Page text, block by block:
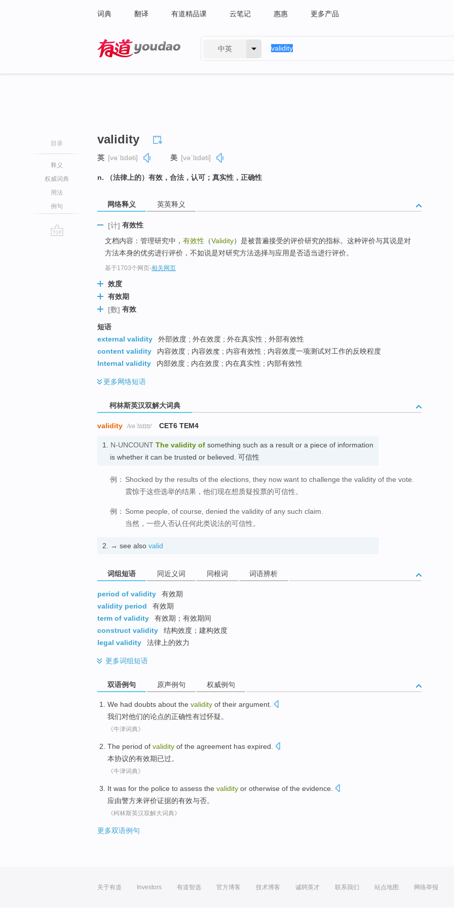
词典 翻译 有道精品课 云笔记 惠惠 更多产品
中英
目录
释义
权威词典
用法
例句
validity
英 [vəˈlɪdəti] 美 [vəˈlɪdəti]
n. （法律上的）有效，合法，认可；真实性，正确性
网络释义 英英释义
[计] 有效性
文档内容：管理研究中， 有效性 （Validity）是被普遍接受的评价研究的指标。这种评价与其说是对
方法本身的优劣进行评价，不如说是对研究方法选择与应用是否适当进行评价。
基于1703个网页-相关网页
效度
有效期
[数] 有效
短语
external validity
外部效度 ; 外在效度 ; 外在真实性 ; 外部有效性
content validity
内容效度 ; 内容效度 ; 内容有效性 ; 内容效度一项测试对工作的反映程度
Internal validity
内部效度 ; 内在效度 ; 内在真实性 ; 内部有效性
更多网络短语
柯林斯英汉双解大词典
validity /vəˈlɪdɪtɪ/ CET6 TEM4
1. N-UNCOUNT The validity of something such as a result or a piece of information
is whether it can be trusted or believed. 可信性
例： Shocked by the results of the elections, they now want to challenge the validity of the vote.
震惊于这些选举的结果，他们现在想质疑投票的可信性。
例： Some people, of course, denied the validity of any such claim.
当然，一些人否认任何此类说法的可信性。
2. → see also valid
词组短语 同近义词 同根词 词语辨析
period of validity
有效期
validity period
有效期
term of validity
有效期；有效期间
construct validity
结构效度；建构效度
legal validity
法律上的效力
更多词组短语
双语例句 原声例句 权威例句
We had doubts about the validity of their argument.
我们对他们的论点的正确性有过怀疑。
《牛津词典》
The period of validity of the agreement has expired.
本协议的有效期已过。
《牛津词典》
It was for the police to assess the validity or otherwise of the evidence
应由警方来评价证据的有效与否。
《柯林斯英汉双解大词典》
更多双语例句
关于有道 Investors 有道智选 官方博客 技术博客 诚聘英才 联系我们 站点地图 网络举报